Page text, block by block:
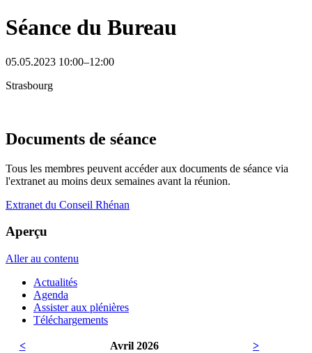
Séance du Bureau
05.05.2023 10:00–12:00
Strasbourg
Documents de séance
Tous les membres peuvent accéder aux documents de séance via
l'extranet au moins deux semaines avant la réunion.
Extranet du Conseil Rhénan
Aperçu
Aller au contenu
Actualités
Agenda
Assister aux plénières
Téléchargements
< Avril 2026
>